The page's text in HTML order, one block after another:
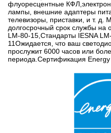
флуоресцентные
лампы, внешние адаптеры
телевизоры, приставки, и т.
долгосрочный срок службы на
LM-80-15,Стандарты IESNA
11Ожидается, что ваш
прослужит 6000 часов или
периода.Сертификация Energy